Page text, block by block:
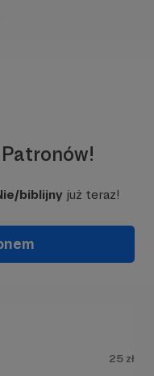
hebrajskiego (ale
religii
nablogu-matce
Patronów!
biblijny już teraz!
25 zł